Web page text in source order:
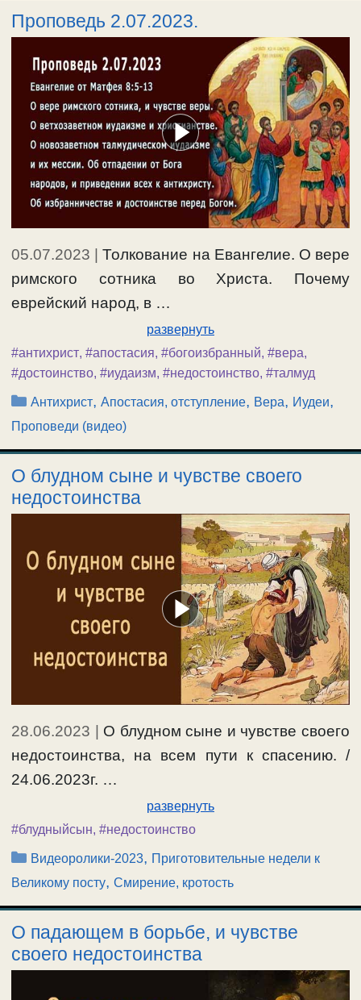
Проповедь 2.07.2023.
05.07.2023 |Толкование на Евангелие. О вере
римского сотника во Христа. Почему
еврейский народ, в …
развернуть
#антихрист, #апостасия, #богоизбранный, #вера,
#достоинство, #иудаизм, #недостоинство, #талмуд
Рубрики
Антихрист,Апостасия, отступление, Вера, Иудеи,
Проповеди (видео)
О блудном сыне и чувстве своего
недостоинства
28.06.2023
О блудном сыне и чувстве своего
недостоинства, на всем пути к спасению. /
24.06.2023г. …
развернуть
#блудныйсын, #недостоинство
Рубрики
Видеоролики-2023, Приготовительные недели к
Великому посту, Смирение, кротость
О падающем в борьбе, и чувстве
своего недостоинства